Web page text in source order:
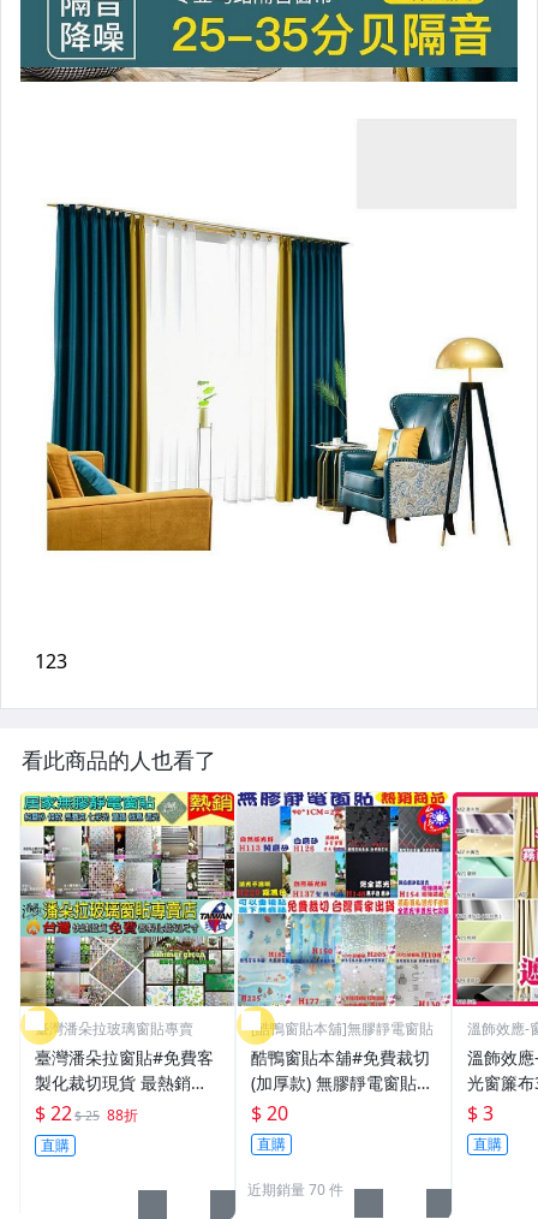
看此商品的人也看了
臺灣潘朵拉玻璃窗貼專賣
臺灣潘朵拉窗貼#免費客
製化裁切現貨 最熱銷無
膠靜電貼 玻璃紙 玻璃窗
貼 霧面窗貼 隔熱紙 窗户
隔熱紙 玻璃貼紙 靜電貼
$ 22$ 25 88折
直購
[酷鴨窗貼本舖]無膠靜電窗貼
酷鴨窗貼本舖#免費裁切
(加厚款) 無膠靜電窗貼
玻璃貼紙 霧面毛玻璃 隔
熱紙 玻璃窗貼 靜電窗貼
浴室玻璃貼 玻璃貼窗戶
玻璃紙 陽台落地窗貼 浴
$ 20
直購
近期銷量 70 件
溫飾效應-
溫飾效
光窗簾
刷卡除
0~97%)
訂作教
$ 3
直購